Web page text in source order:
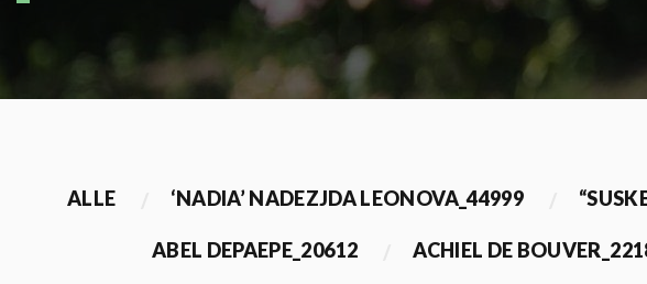
ALLE ‘NADIA’ NADEZJDA LEONOVA_44999
ABEL DEPAEPE_20612 ACHIEL DE